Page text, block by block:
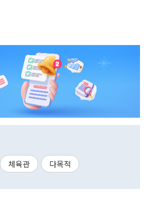
체육관 다목적